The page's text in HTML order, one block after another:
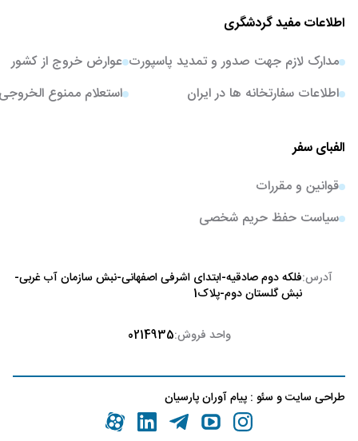
اطلاعات مفید گردشگری
مدارک لازم جهت صدور و تمدید پاسپورت
اطلاعات سفارتخانه ها در ایران
عوارض خروج از کشور
استعلام ممنوع
الفبای سفر
قوانین و مقررات
سیاست حفظ حریم شخصی
آدرس:فلکه دوم صادقیه-ابتدای اشرفی اصفهانی-نبش سازمان آب غربی-
نبش گلستان دوم-پلاک1
واحد فروش:0214935
طراحی سایتوسئو : پیام آوران پارسیان